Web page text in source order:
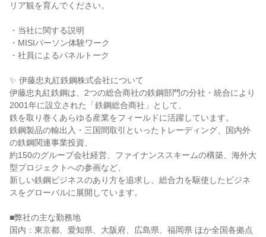
リア観を育んでください。
・当社に関する説明
・MISIパーソン体験ワーク
・社員によるパネルトーク
✨ 伊藤忠丸紅鉄鋼株式会社について
伊藤忠丸紅鉄鋼は、2つの総合商社の鉄鋼部門の分社・統合により
2001年に設立された「鉄鋼総合商社」として、
鉄を取り巻くあらゆる産業をフィールドに活躍しています。
鉄鋼製品の輸出入・三国間取引といったトレーディング、国内外
の鉄鋼関連事業投資、
約150のグループ会社経営、ファイナンススキームの構築、海外大
型プロジェクトへの参画など、
新しい鉄鋼ビジネスのあり方を追求し、総合力を駆使したビジネ
スをグローバルに展開しています。
■弊社の主な勤務地
国内：東京都、愛知県、大阪府、広島県、福岡県 ほか全国各拠点